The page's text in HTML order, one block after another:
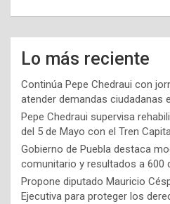
Lo más reciente
Continúa Pepe Chedraui con
atender demandas ciudadanas
Pepe Chedraui supervisa
del 5 de Mayo con el Tren
Gobierno de Puebla destaca
comunitario y resultados a 600
Propone diputado Mauricio
Ejecutiva para proteger los